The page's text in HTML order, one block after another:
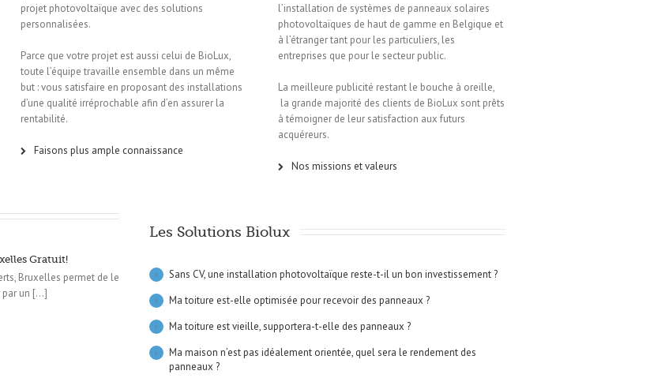
projet photovoltaïque avec des solutions
personnalisées.
Parce que votre projet est aussi celui de BioLux,
toute l’équipe travaille ensemble dans un même
but : vous satisfaire en proposant des installations
d’une qualité irréprochable afin d’en assurer la
rentabilité.
Faisons plus ample connaissance
l’installation de systèmes de panneaux solaires
photovoltaïques de haut de gamme en Belgique et
à l’étranger tant pour les particuliers, les
entreprises que pour le secteur public.
La meilleure publicité restant le bouche à oreille,
la grande majorité des clients de BioLux sont prêts
à témoigner de leur satisfaction aux futurs
acquéreurs.
Nos missions et valeurs
Gratuit!
Bruxelles permet de le
un [...]
Les Solutions Biolux
Sans CV, une installation photovoltaïque reste-t-il un bon investissement ?
Ma toiture est-elle optimisée pour recevoir des panneaux ?
Ma toiture est vieille, supportera-t-elle des panneaux ?
Ma maison n’est pas idéalement orientée, quel sera le rendement des
panneaux ?